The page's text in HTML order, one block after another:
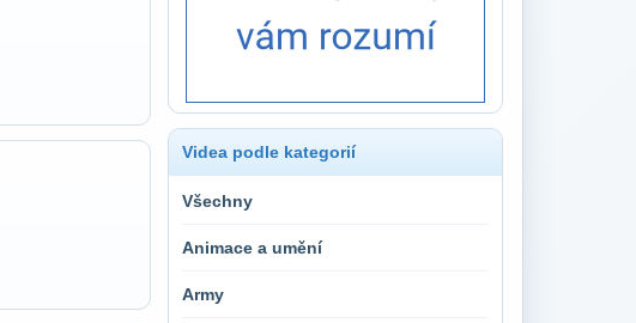
Videa podle kategorií
Všechny
Animace a umění
Army